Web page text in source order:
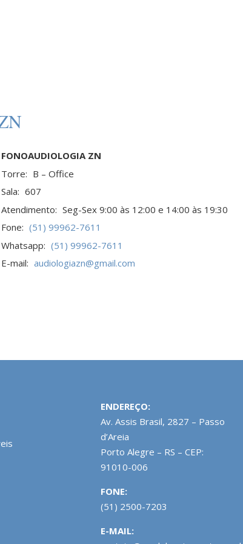
FONOAUDIOLOGIA ZN
Torre: B – Office
Sala: 607
Atendimento: Seg-Sex 9:00 às 12:00 e 14:00 às 19:30
Fone: (51) 99962-7611
Whatsapp: (51) 99962-7611
E-mail: audiologiazn@gmail.com
ENDEREÇO:
Av. Assis Brasil, 2827 – Passo
d’Areia
Porto Alegre – RS – CEP:
91010-006
FONE:
(51) 2500-7203
E-MAIL: